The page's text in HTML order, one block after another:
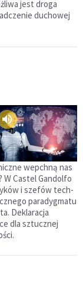
jest droga
duchowej
wepchną nas
Castel Gandolfo
i szefów tech-
paradygmatu
Deklaracja
dla sztucznej